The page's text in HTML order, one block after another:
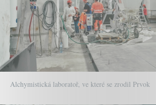
Alchymistická laboratoř, ve které se zrodil Prvok